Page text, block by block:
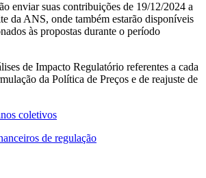
enviar suas contribuições de 19/12/2024 a
da ANS, onde também estarão disponíveis
às propostas durante o período
de Impacto Regulatório referentes a cada
da Política de Preços e de reajuste de
coletivos
de regulação